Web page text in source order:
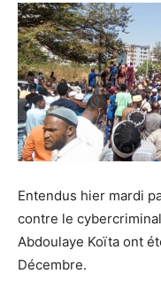
Entendus hier mardi
contre le
Abdoulaye Koïta ont
Décembre.